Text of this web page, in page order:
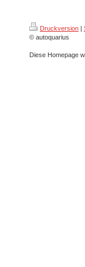
Druckversion |
© autoquarius
Diese Homepage